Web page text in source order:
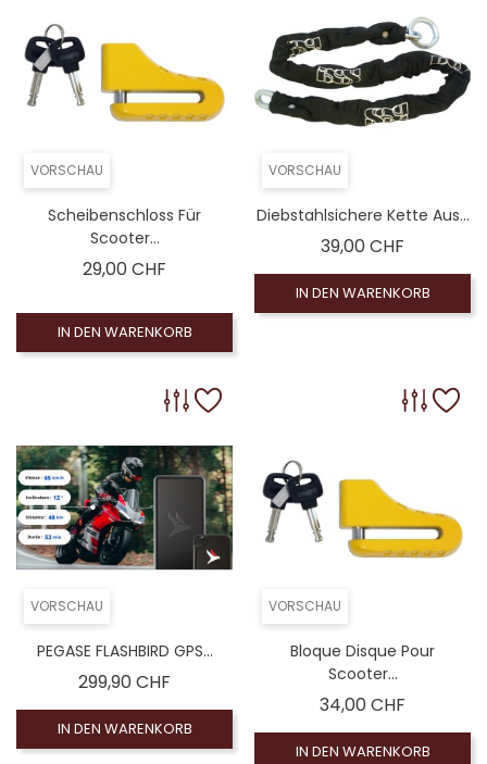
VORSCHAU
Scheibenschloss Für
Scooter...
29,00 CHF
IN DEN WARENKORB
VORSCHAU
Diebstahlsichere Kette Aus...
39,00 CHF
IN DEN WARENKORB
VORSCHAU
PEGASE FLASHBIRD GPS...
299,90 CHF
IN DEN WARENKORB
VORSCHAU
Bloque Disque Pour
Scooter...
34,00 CHF
IN DEN WARENKORB